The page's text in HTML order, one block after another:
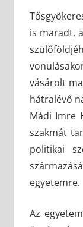
is maradt,
vásárolt
hátralévő
Mádi Imre
szakmát
politikai
egyetemre.
Az